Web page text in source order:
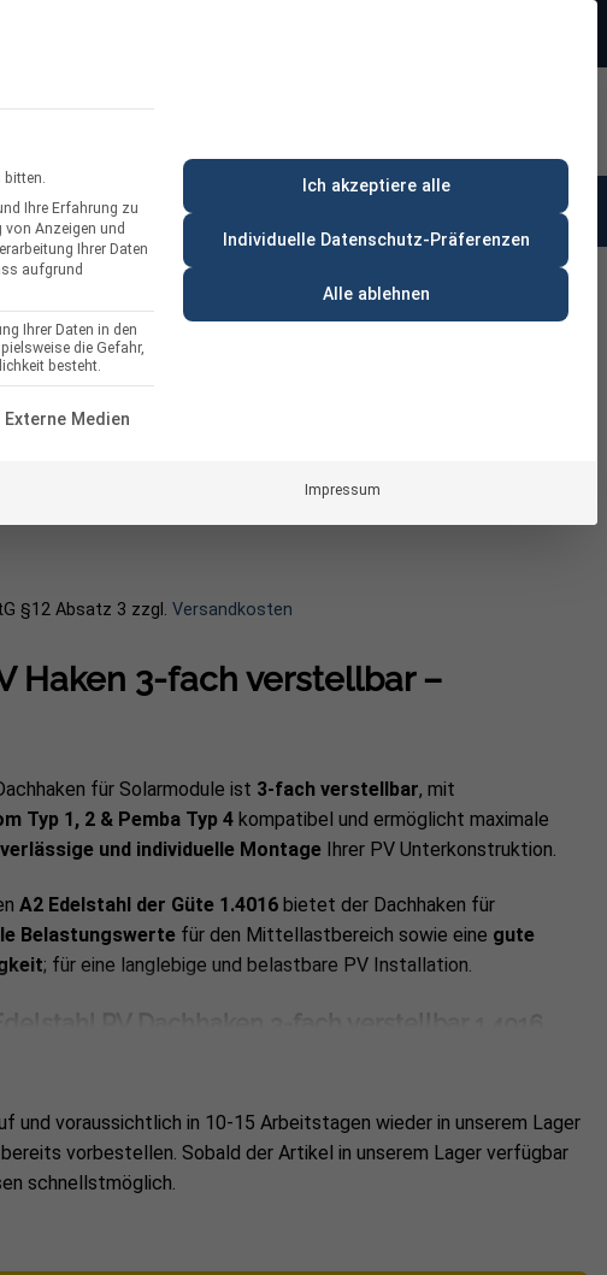
Planung & Beratung
3-fach verstellbar Edelstahl
§12 Absatz 3 zzgl. Versandkosten
Haken 3-fach verstellbar –
für Solarmodule ist 3-fach verstellbar, mit
Typ 1, 2 & Pemba Typ 4 kompatibel und ermöglicht maximale
und individuelle Montage Ihrer PV Unterkonstruktion.
A2 Edelstahl der Güte 1.4016 bietet der Dachhaken für
Belastungswerte für den Mittellastbereich sowie eine gute
; für eine langlebige und belastbare PV Installation.
1.4016; Korrosionsbeständigkeitsklasse I
Mittellast
Dachpfannen und Dachsteine
und voraussichtlich in 10-15 Arbeitstagen wieder in unserem Lager
vorbestellen. Sobald der Artikel in unserem Lager verfügbar
schnellstmöglich.
verstellbar Edelstahl MT117 Mittellast Menge
bitten.
Ihre Erfahrung zu
von Anzeigen und
Ihrer Daten
aufgrund
Ihrer Daten in den
die Gefahr,
besteht.
SERVICE-GRUPPE IST ESSENZIELL UND KANN NICHT
Externe Medien
Ich akzeptiere alle
Individuelle Datenschutz-Präferenzen
Alle ablehnen
Impressum